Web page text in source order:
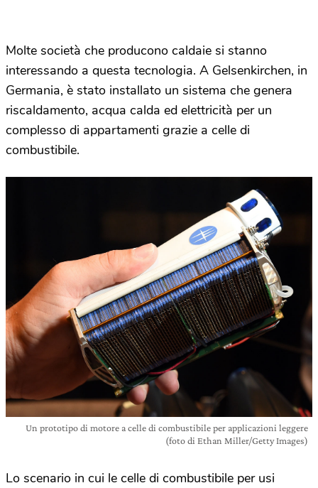
Molte società che producono caldaie si stanno
interessando a questa tecnologia. A Gelsenkirchen, in
Germania, è stato installato un sistema che genera
riscaldamento, acqua calda ed elettricità per un
complesso di appartamenti grazie a celle di
combustibile.
Un prototipo di motore a celle di combustibile per applicazioni leggere
(foto di Ethan Miller/Getty Images)
Lo scenario in cui le celle di combustibile per usi